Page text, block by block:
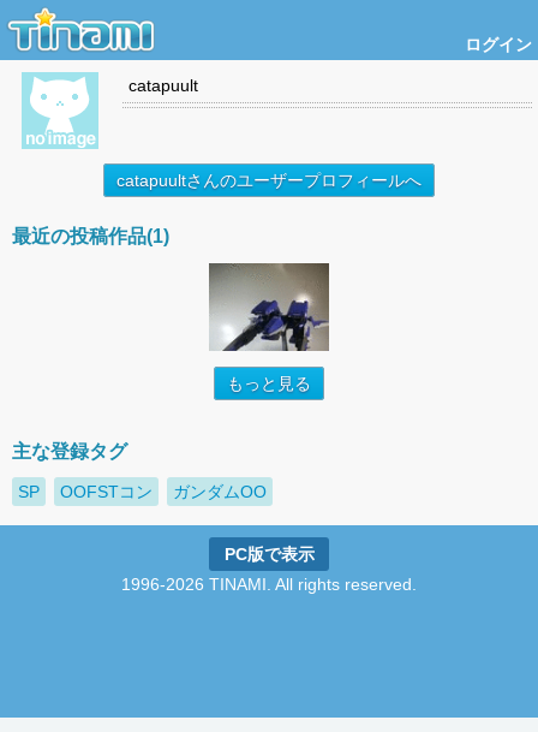
ログイン
catapuult
catapuultさんのユーザープロフィールへ
最近の投稿作品(1)
もっと見る
主な登録タグ
SP OOFSTコン ガンダムOO
PC版で表示
1996-2026 TINAMI. All rights reserved.